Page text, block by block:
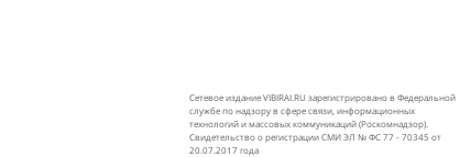
Сетевое издание VIBIRAI.RU зарегистрировано в Федеральной
службе по надзору в сфере связи, информационных
технологий и массовых коммуникаций (Роскомнадзор).
Свидетельство о регистрации СМИ ЭЛ № ФС 77 - 70345 от
20.07.2017 года